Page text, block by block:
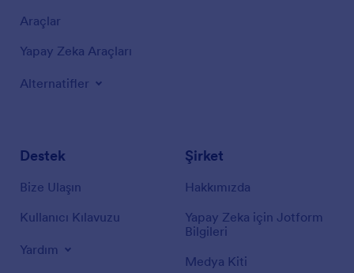
Araçlar
Yapay Zeka Araçları
Alternatifler
Destek
Bize Ulaşın
Kullanıcı Kılavuzu
Yardım
Şirket
Hakkımızda
Yapay Zeka için Jotform
Bilgileri
Medya Kiti